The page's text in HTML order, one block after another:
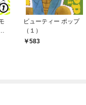
ビューティー ポップ
（１）
583